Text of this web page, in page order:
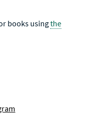
books usingthe